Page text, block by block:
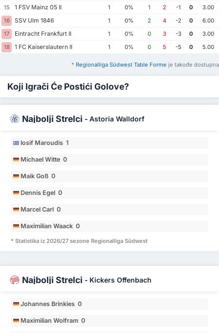
15
1 FSV Mainz 05 II 1 0% 1 2 -1 0
3.00
16
SSV Ulm 1846 1 0% 2 4 -2 0
6.00
17
Eintracht Frankfurt II 1 0% 0 3 -3 0
3.00
18
1 FC Kaiserslautern II 1 0% 0 5 -5 0 5.00
* Regionalliga Südwest Table Forme je takođe dostupna
Koji Igrači Će Postići Golove?
Najbolji Strelci - Astoria Walldorf
Iosif Maroudis 1
Michael Witte 0
Maik Goß 0
Dennis Egel 0
Marcel Carl 0
Maximilian Waack 0
* Statistika iz 2026/27 sezone Regionalliga Südwest
Najbolji Strelci - Kickers Offenbach
Johannes Brinkies 0
Maximilian Wolfram 0